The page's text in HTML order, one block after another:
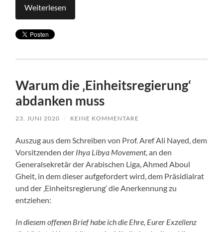
Weiterlesen
Warum die ‚Einheitsregierung‘
abdanken muss
23. JUNI 2020 / KEINE KOMMENTARE
Auszug aus dem Schreiben von Prof. Aref Ali Nayed, dem
Vorsitzenden der Ihya Libya Movement, an den
Generalsekretär der Arabischen Liga, Ahmed Aboul
Gheit, in dem dieser aufgefordert wird, dem Präsidialrat
und der ‚Einheitsregierung‘ die Anerkennung zu
entziehen:
In diesem offenen Brief habe ich die Ehre, Eurer Exzellenz